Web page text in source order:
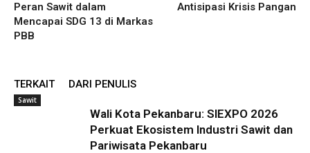
Peran Sawit dalam
Mencapai SDG 13 di Markas
PBB
Antisipasi Krisis Pangan
TERKAIT DARI PENULIS
Sawit
Wali Kota Pekanbaru: SIEXPO 2026
Perkuat Ekosistem Industri Sawit dan
Pariwisata Pekanbaru